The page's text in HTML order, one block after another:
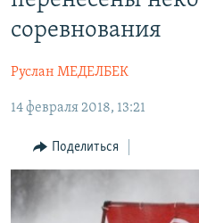
Вернутся
главной
навигации
Вернутся
поиску
ТАДЖИКИСТАН
ВОЙНА В УКРАИНЕ
ҚАЗАҚША
КЫРГЫЗЧА
ЎЗБЕКЧА
ТОҶИКӢ
ПОДПИШИТЕСЬ НА НАС В
Все сайты РСЕ/РС
соревнования
Руслан МЕДЕЛБЕК
14 февраля 2018, 13:21
Поделиться